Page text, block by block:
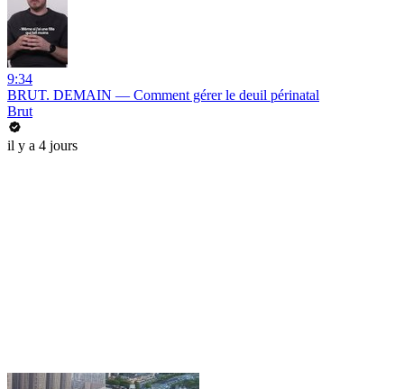
9:34
BRUT. DEMAIN — Comment gérer le deuil périnatal
Brut
il y a 4 jours